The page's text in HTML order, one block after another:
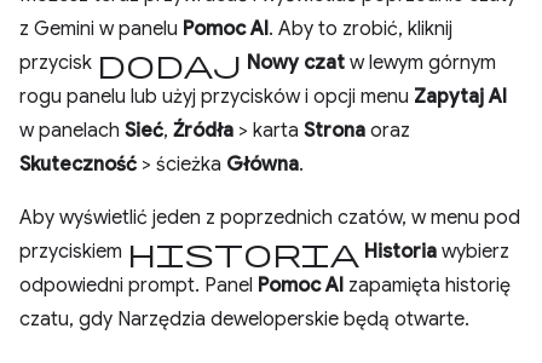
z Gemini w panelu Pomoc AI. Aby to zrobić, kliknij
przycisk Dodaj Nowy czat w lewym górnym
rogu panelu lub użyj przycisków i opcji menu Zapytaj AI
w panelach Sieć, Źródła > karta Strona oraz
Skuteczność > ścieżka Główna.
Aby wyświetlić jeden z poprzednich czatów, w menu pod
przyciskiem historia Historia wybierz
odpowiedni prompt. Panel Pomoc AI zapamięta historię
czatu, gdy Narzędzia deweloperskie będą otwarte.